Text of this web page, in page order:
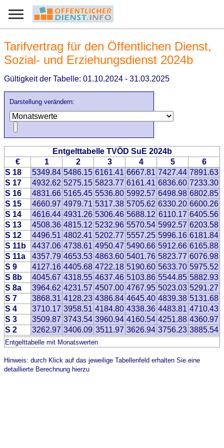
Darstellung verändern:
Tarifvertrag für den Öffentlichen Dienst,
Sozial- und Erziehungsdienst 2024b
Gültigkeit der Tabelle: 01.10.2024 - 31.03.2025
Entgelttabelle TVÖD SuE 2024b
€
1 2 3 4 5
6
S 18
5349.84 5486.15 6161.41 6667.81 7427.44 7891.63
S 17
4932.62 5275.15 5823.77 6161.41 6836.60 7233.30
S 16
4831.66 5165.45 5536.80 5992.57 6498.98 6802.85
S 15
4660.97 4979.71 5317.38 5705.62 6330.20 6600.26
S 14
4616.44 4931.26 5306.46 5688.12 6110.17 6405.56
S 13
4508.36 4815.12 5232.96 5570.54 5992.57 6203.58
S 12
4496.51 4802.41 5202.77 5557.25 5996.16 6181.84
S 11b
4437.06 4738.61 4950.47 5490.66 5912.66 6165.88
S 11a
4357.79 4653.53 4863.60 5401.76 5823.77 6076.98
S 9
4127.16 4405.68 4722.18 5190.60 5633.70 5975.52
S 8b
4045.67 4318.55 4637.46 5103.86 5544.85 5882.93
S 8a
3964.62 4231.57 4507.00 4767.95 5023.03 5291.27
S 7
3868.31 4128.23 4386.84 4645.40 4839.38 5131.68
S 4
3710.17 3958.51 4184.80 4338.36 4483.81 4710.43
S 3
3509.87 3743.54 3960.94 4160.54 4251.88 4360.97
S 2
3262.97 3406.09 3511.97 3626.94 3756.23 3885.54
Entgelttabelle mit Monatswerten
Hinweis: durch Klick auf das jeweilige Tabellenfeld erhalten Sie eine
detaillierte Berechnung hierzu